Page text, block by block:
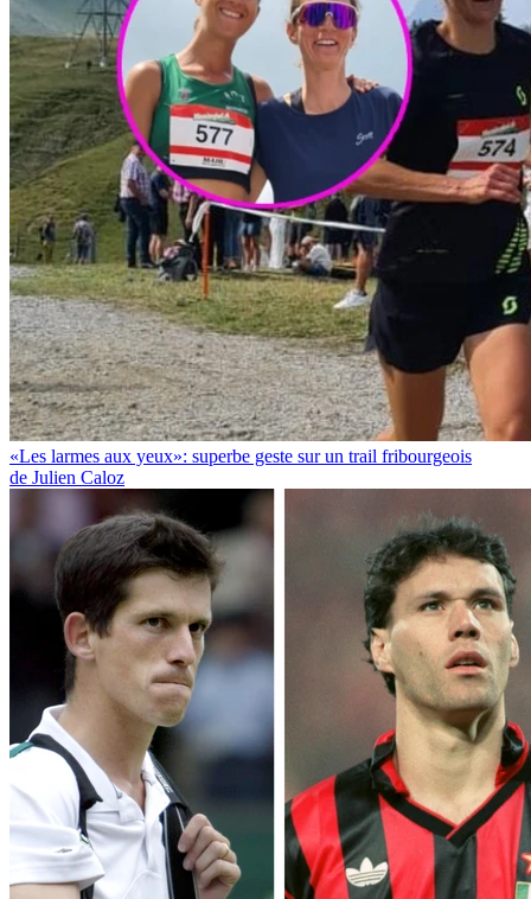
«Les larmes aux yeux»: superbe geste sur un trail fribourgeois
de Julien Caloz